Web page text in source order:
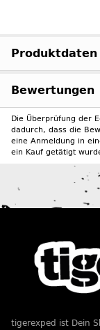
Produktdaten
Bewertungen
Die Überprüfung der
dadurch, dass die
eine Anmeldung in
ein Kauf getätigt
tigerexped ist Dein